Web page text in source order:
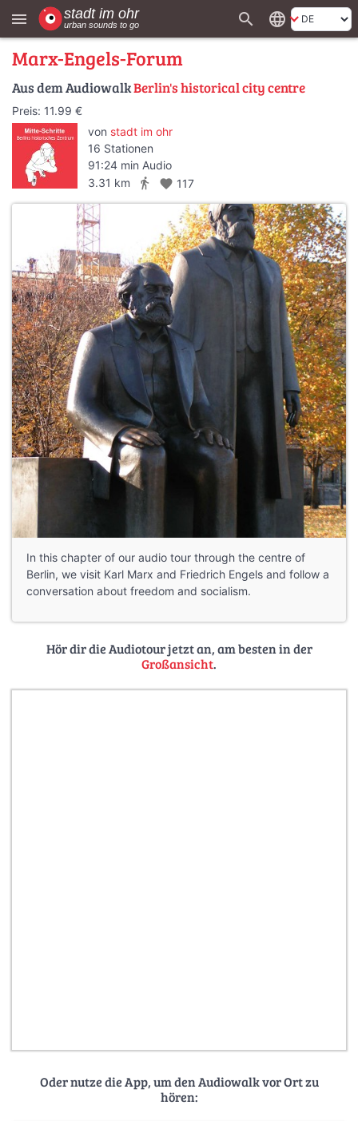
menu search language
Marx-Engels-Forum
Aus dem AudiowalkBerlin's historical city centre
Preis: 11.99 €
von stadt im ohr
16 Stationen
91:24 min Audio
3.31 km
directions_walk favorite 117
In this chapter of our audio tour through the centre of
Berlin, we visit Karl Marx and Friedrich Engels and follow a
conversation about freedom and socialism.
Hör dir die Audiotour jetzt an, am besten in der
Großansicht.
Oder nutze die App, um den Audiowalk vor Ort zu
hören: